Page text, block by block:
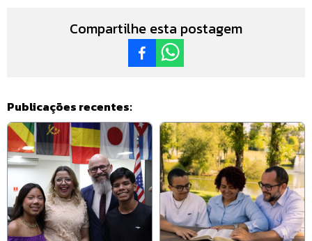
Compartilhe esta postagem
Publicações recentes: